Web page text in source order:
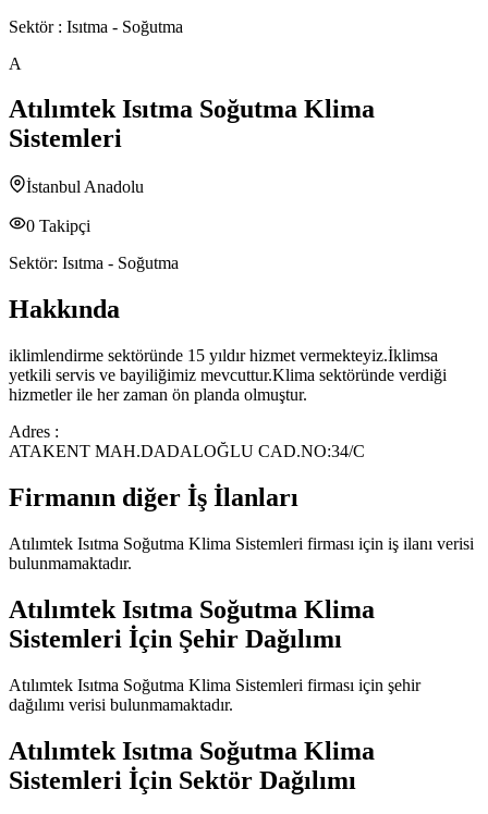
Sektör : Isıtma - Soğutma
A
Atılımtek Isıtma Soğutma Klima
Sistemleri
İstanbul Anadolu
0 Takipçi
Sektör: Isıtma - Soğutma
Hakkında
iklimlendirme sektöründe 15 yıldır hizmet vermekteyiz.İklimsa
yetkili servis ve bayiliğimiz mevcuttur.Klima sektöründe verdiği
hizmetler ile her zaman ön planda olmuştur.
Adres :
ATAKENT MAH.DADALOĞLU CAD.NO:34/C
Firmanın diğer İş İlanları
Atılımtek Isıtma Soğutma Klima Sistemleri firması için iş ilanı verisi
bulunmamaktadır.
Atılımtek Isıtma Soğutma Klima
Sistemleri İçin Şehir Dağılımı
Atılımtek Isıtma Soğutma Klima Sistemleri firması için şehir
dağılımı verisi bulunmamaktadır.
Atılımtek Isıtma Soğutma Klima
Sistemleri İçin Sektör Dağılımı